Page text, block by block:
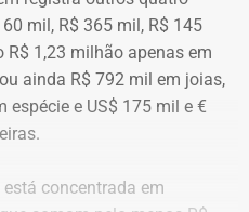
mil, R$ 365 mil, R$ 145
1,23 milhão apenas em
ainda R$ 792 mil em joias,
espécie e US$ 175 mil e €
concentrada em